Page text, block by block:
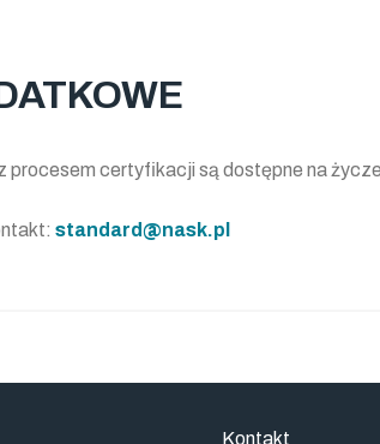
procesem certyfikacji są dostępne na
standard@nask.pl
Kontakt